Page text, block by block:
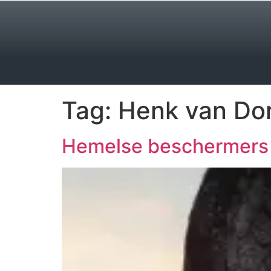
Tag: Henk van
Hemelse beschermers